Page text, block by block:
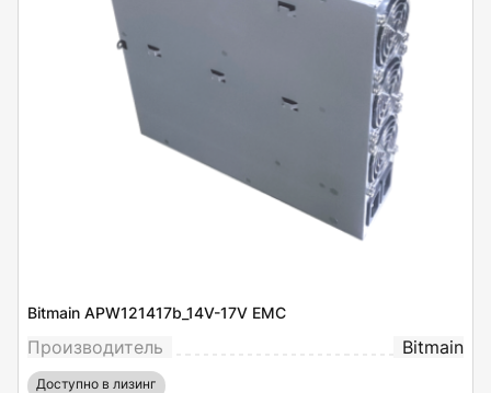
Bitmain APW121417b_14V-17V EMC
Производитель Bitmain
Доступно в лизинг